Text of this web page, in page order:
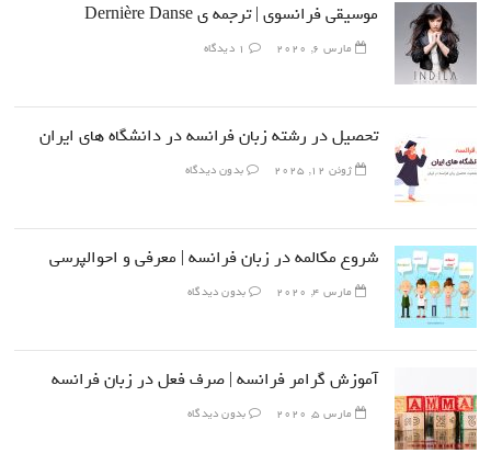
موسیقی فرانسوی | ترجمه ی Dernière Danse
مارس 6, 2020 1 دیدگاه
تحصیل در رشته زبان فرانسه در دانشگاه های ایران
ژوئن 12, 2025 بدون دیدگاه
شروع مکالمه در زبان فرانسه | معرفی و احوالپرسی
مارس 4, 2020 بدون دیدگاه
آموزش گرامر فرانسه | صرف فعل در زبان فرانسه
مارس 5, 2020 بدون دیدگاه